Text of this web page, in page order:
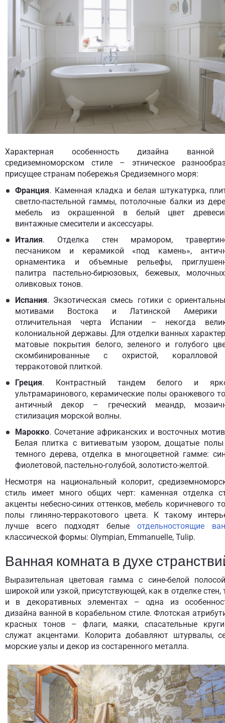
Характерная особенность дизайна
средиземноморском стиле – этническое
присущее странам побережья Средиземного моря:
Франция. Каменная кладка и белая штукатурка,
светло-пастельной гаммы, потолочные балки из
мебель из окрашенной в белый цвет
винтажные смесители и аксессуары.
Италия. Отделка стен мрамором,
песчаником и керамикой «под камень»,
орнаментика и объемные рельефы,
палитра пастельно-бирюзовых, бежевых,
оливковых тонов.
Испания. Экзотическая смесь готики с
мотивами Востока и Латинской
отличительная черта Испании – некогда
колониальной державы. Для отделки ванных
матовые покрытия белого, зеленого и голубого
скомбинированные с охристой,
терракотовой плиткой.
Греция. Контрастный тандем белого и
ультрамаринового, керамические полы оранжевого
античный декор – греческий меандр,
стилизация морской волны.
Марокко. Сочетание африканских и восточных
Белая плитка с витиеватым узором, дощатые
темного дерева, отделка в многоцветной гамме:
фиолетовой, пастельно-голубой, золотисто-желтой.
Несмотря на национальный колорит,
стиль имеет много общих черт: каменная отделка
акценты небесно-синих оттенков, мебель коричневого
полы глиняно-терракотового цвета. К такому
лучше всего подходят белыеотдельностоящие
классической формы: Olympian, Emmanuelle, Tulip.
Ванная комната в духе
Выразительная цветовая гамма с сине-белой
широкой или узкой, присутствующей, как в отделке стен,
и в декоративных элементах – одна из
дизайна ванной в корабельном стиле. Флотская
красных тонов – флаги, маяки, спасательные
служат акцентами. Колорита добавляют штурвалы,
морские узлы и декор из состаренного металла.